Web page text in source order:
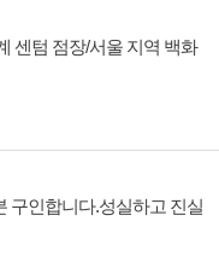
센텀 점장/서울 지역 백화
구인합니다.성실하고 진실